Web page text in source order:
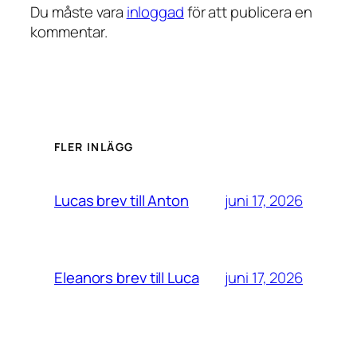
Du måste vara inloggadför att publicera en
kommentar.
FLER INLÄGG
Lucas brev till Anton juni 17, 2026
Eleanors brev till Luca juni 17, 2026